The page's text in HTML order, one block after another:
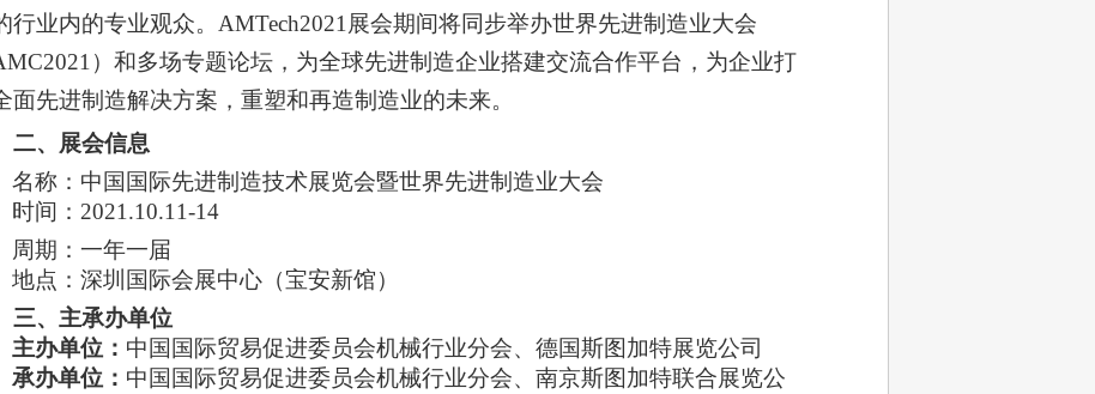
行业内的专业观众。AMTech2021展会期间将同步举办世界先进制造业大会
）和多场专题论坛，为全球先进制造企业搭建交流合作平台，为企业打
面先进制造解决方案，重塑和再造制造业的未来。
二、展会信息
名称：中国国际先进制造技术展览会暨世界先进制造业大会
时间：2021.10.11-14
周期：一年一届
地点：深圳国际会展中心（宝安新馆）
三、主承办单位
主办单位： 中国国际贸易促进委员会机械行业分会、德国斯图加特展览公司
承办单位： 中国国际贸易促进委员会机械行业分会、南京斯图加特联合展览公